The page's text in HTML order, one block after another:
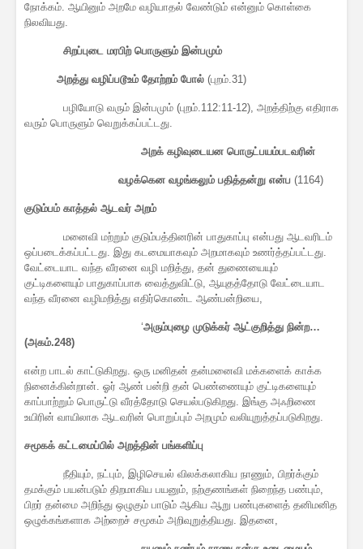
நோக்கம். ஆயினும் அறமே வழியாதல் வேண்டும் என்னும் கொள்கை
நிலவியது.
சிறப்புடை மரபிற் பொருளும் இன்பமும்
அறத்து வழிப்படூஉம் தோற்றம் போல் (புறம்.31)
பழியோடு வரும் இன்பமும் (புறம்.112:11-12), அறத்திற்கு எதிராக
வரும் பொருளும் வெறுக்கப்பட்டது.
அறக் கழிவுடையன பொருட்பயம்படவரின்
வழக்கென வழங்கலும் பதித்தன்று என்ப (1164)
குடும்பம் காத்தல் ஆடவர் அறம்
மனைவி மற்றும் குடும்பத்தினரின் பாதுகாப்பு என்பது ஆடவரிடம்
ஒப்படைக்கப்பட்டது. இது கடமையாகவும் அறமாகவும் உணர்த்தப்பட்டது.
வேட்டையாட வந்த வீரனை வழி மறித்து, தன் துணையையும்
குட்டிகளையும் பாதுகாப்பாக வைத்துவிட்டு, ஆயுதத்தோடு வேட்டையாட
வந்த வீரனை வழிமறித்து எதிர்கொண்ட ஆண்பன்றியை,
‘அரும்புழை முடுக்கர் ஆட்குறித்து நின்ற…
(அகம்.248)
என்ற பாடல் காட்டுகிறது. ஒரு மனிதன் தன்மனைவி மக்களைக் காக்க
நினைக்கின்றான். ஓர் ஆண் பன்றி தன் பெண்ணையும் குட்டிகளையும்
காப்பாற்றும் பொருட்டு வீரத்தோடு செயல்படுகிறது. இங்கு அஃறிணை
உயிரின் வாயிலாக ஆடவரின் பொறுப்பும் அறமும் வலியுறுத்தப்படுகிறது.
சமூகக் கட்டமைப்பில் அறத்தின் பங்களிப்பு
நீதியும், நட்பும், இழிசெயல் விலக்கலாகிய நாணும், பிறர்க்கும்
தமக்கும் பயன்படும் திறமாகிய பயனும், நற்குணங்கள் நிறைந்த பண்பும்,
பிறர் தன்மை அறிந்து ஒழுகும் பாடும் ஆகிய ஆறு பண்புகளைத் தனிமனித
ஒழுக்கங்களாக அற்றைச் சமூகம் அறிவுறுத்தியது. இதனை,